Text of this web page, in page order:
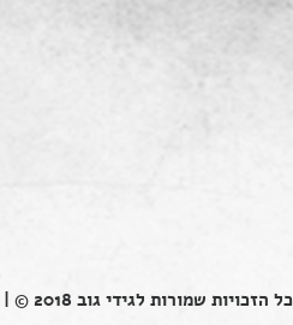
כל הזכויות שמורות לגידי גוב 2018 © |